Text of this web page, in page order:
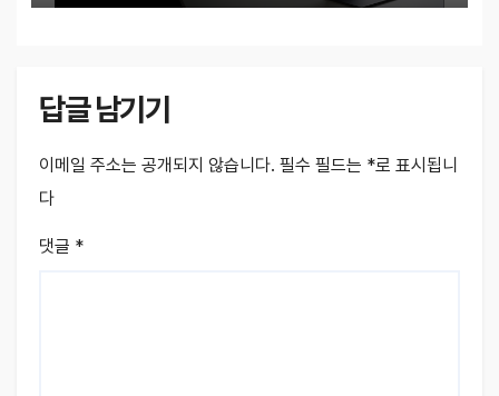
답글 남기기
이메일 주소는 공개되지 않습니다. 필수 필드는 *로 표시됩니
다
댓글 *